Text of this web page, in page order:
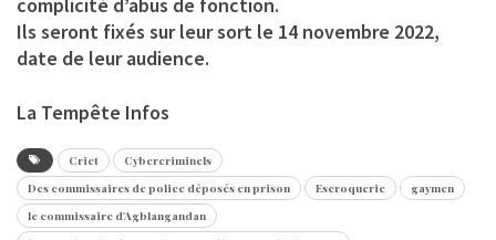
Ils seront fixés sur leur sort le 14 novembre 2022,
date de leur audience.
La Tempête Infos
Criet
Cybercriminels
Des commissaires de police déposés en prison
Escroquerie
gaymen
le commissaire d'Agblangandan